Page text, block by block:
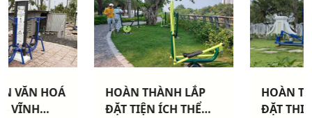
HOÀN THÀNH LẮP
ĐẶT TIỆN ÍCH THỂ
HOÀN THÀNH LẮP
ĐẶT THIẾT BỊ THỂ